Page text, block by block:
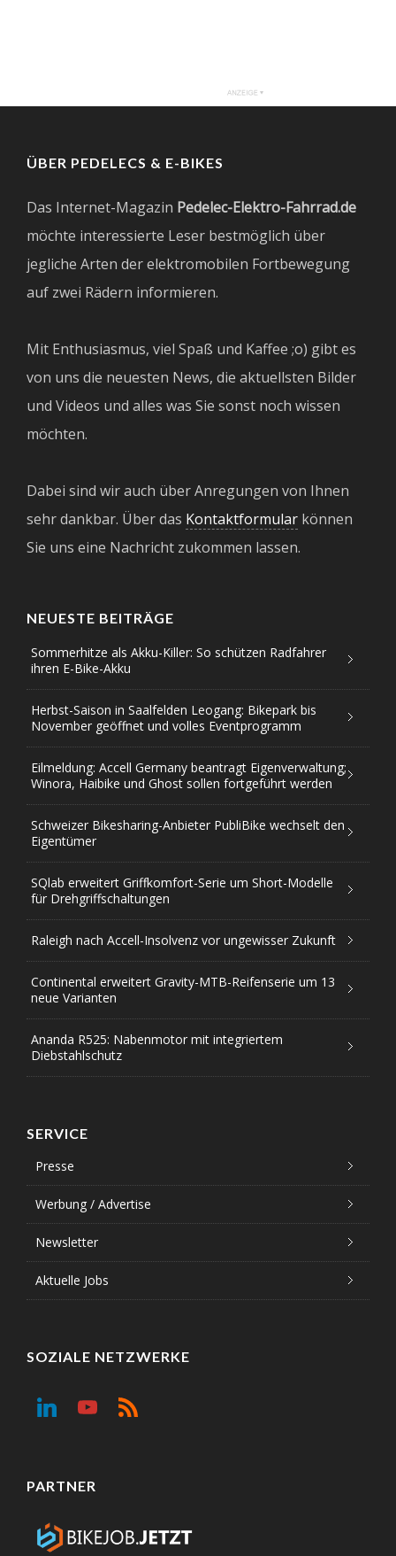
ÜBER PEDELECS & E-BIKES
Das Internet-Magazin Pedelec-Elektro-Fahrrad.de
möchte interessierte Leser bestmöglich über
jegliche Arten der elektromobilen Fortbewegung
auf zwei Rädern informieren.
Mit Enthusiasmus, viel Spaß und Kaffee ;o) gibt es
von uns die neuesten News, die aktuellsten Bilder
und Videos und alles was Sie sonst noch wissen
möchten.
Dabei sind wir auch über Anregungen von Ihnen
sehr dankbar. Über das Kontaktformular können
Sie uns eine Nachricht zukommen lassen.
NEUESTE BEITRÄGE
Sommerhitze als Akku-Killer: So schützen Radfahrer
ihren E-Bike-Akku
Herbst-Saison in Saalfelden Leogang: Bikepark bis
November geöffnet und volles Eventprogramm
Eilmeldung: Accell Germany beantragt Eigenverwaltung;
Winora, Haibike und Ghost sollen fortgeführt werden
Schweizer Bikesharing-Anbieter PubliBike wechselt den
Eigentümer
SQlab erweitert Griffkomfort-Serie um Short-Modelle
für Drehgriffschaltungen
Raleigh nach Accell-Insolvenz vor ungewisser Zukunft
Continental erweitert Gravity-MTB-Reifenserie um 13
neue Varianten
Ananda R525: Nabenmotor mit integriertem
Diebstahlschutz
SERVICE
Presse
Werbung / Advertise
Newsletter
Aktuelle Jobs
SOZIALE NETZWERKE
PARTNER